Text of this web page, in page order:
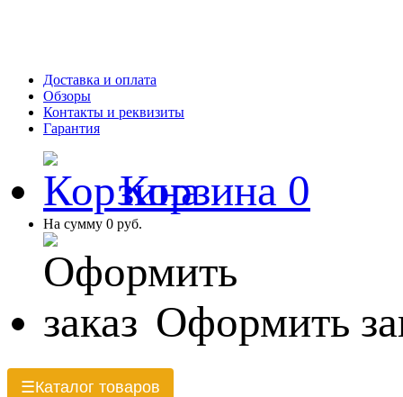
Доставка и оплата
Обзоры
Контакты и реквизиты
Гарантия
Корзина 0
На сумму 0 руб.
Оформить
☰Каталог товаров